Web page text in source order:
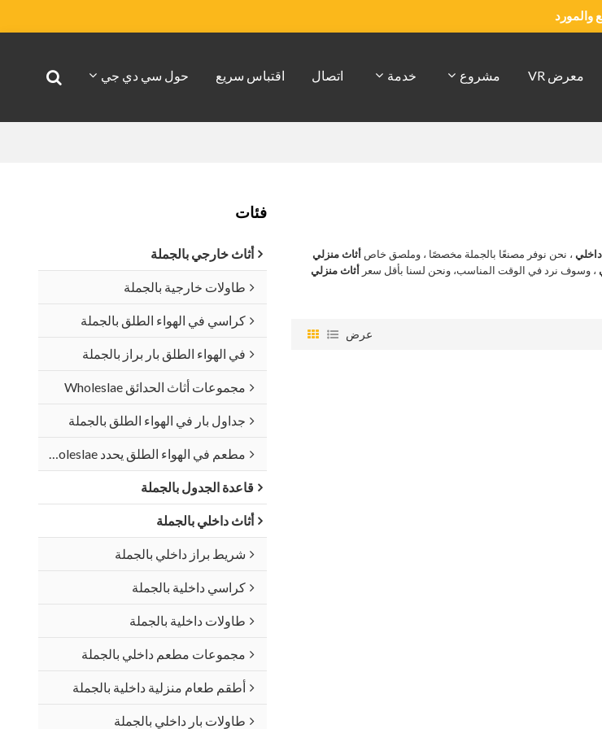
والمورد
معرض VR مشروع خدمة اتصال اقتباس سريع حول سي دي جي
فئات
أثاث خارجي بالجملة
طاولات خارجية بالجملة
كراسي في الهواء الطلق بالجملة
في الهواء الطلق بار براز بالجملة
مجموعات أثاث الحدائق Wholeslae
جداول بار في الهواء الطلق بالجملة
مطعم في الهواء الطلق يحدد Wholeslae
قاعدة الجدول بالجملة
أثاث داخلي بالجملة
شريط براز داخلي بالجملة
كراسي داخلية بالجملة
طاولات داخلية بالجملة
مجموعات مطعم داخلي بالجملة
أطقم طعام منزلية داخلية بالجملة
طاولات بار داخلي بالجملة
، نحن نوفر مصنعًا بالجملة مخصصًا ، وملصق خاص أثاث منزلي
، وسوف نرد في الوقت المناسب، ونحن لسنا بأقل سعر أثاث منزلي
عرض